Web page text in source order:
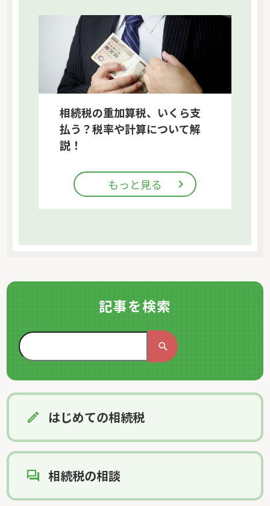
相続税の重加算税、いくら支
払う？税率や計算について解
説！
もっと見る
記事を検索
はじめての相続税
相続税の相談